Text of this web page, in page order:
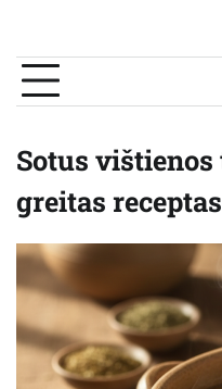
Sotus
greitas